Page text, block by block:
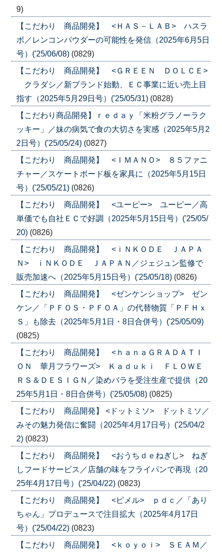
9)
【こだわり 商品開発】 <ＨＡＳ－ＬＡＢ> ハスラ
ボ／レンコンパウダーの可能性を発信（2025年6月5日
号）('25/06/08) (0829)
【こだわり 商品開発】 <ＧＲＥＥＮ ＤＯＬＣＥ>
クラダシ／新ブランド始動、ＥＣ事業に近い売上目
指す（2025年5月29日号）('25/05/31) (0828)
【こだわり商品開発】ｒｅｄａｙ「米粉グラノーラク
ッキー」／妹の病気で食の大切さを実感（2025年5月2
2日号）('25/05/24) (0827)
【こだわり 商品開発】 <ＩＭＡＮＯ> ８５ファニ
チャー／スケートボード板を家具に（2025年5月15日
号）('25/05/21) (0826)
【こだわり 商品開発】 <ユーピー> ユーピー／高
単価でも自社ＥＣで好調（2025年5月15日号）('25/05/
20) (0826)
【こだわり 商品開発】 <ｉＮＫＯＤＥ ＪＡＰＡ
Ｎ> ｉＮＫＯＤＥ ＪＡＰＡＮ／ジェジュン監修で
販売加速へ（2025年5月15日号）('25/05/18) (0826)
【こだわり 商品開発】 <ゼンケンショップ> ゼン
ケン／「ＰＦＯＳ・ＰＦＯＡ」の代替物質「ＰＦＨｘ
Ｓ」も除去（2025年5月1日・8日合併号）('25/05/09)
(0825)
【こだわり 商品開発】 <ｈａｎａＧＲＡＤＡＴＩ
ＯＮ 華月フラワーズ> Ｋａｄｕｋｉ ＦＬＯＷＥ
ＲＳ＆ＤＥＳＩＧＮ／染めバラを受注生産で提供（20
25年5月1日・8日合併号）('25/05/08) (0825)
【こだわり 商品開発】 <ドットミソ> ドットミソ／
みその魅力発信に奮闘（2025年4月17日号）('25/04/2
2) (0823)
【こだわり 商品開発】 <おうちｄｅねぎし> ねぎ
しフードサービス／店舗の味をフライパンで再現（20
25年4月17日号）('25/04/22) (0823)
【こだわり 商品開発】 <ピメル> ｐｄｃ／「あり
ちゃん」プロデュースで注目拡大（2025年4月17日
号）('25/04/22) (0823)
【こだわり 商品開発】 <ｋｏｙｏｉ> ＳＥＡＭ／